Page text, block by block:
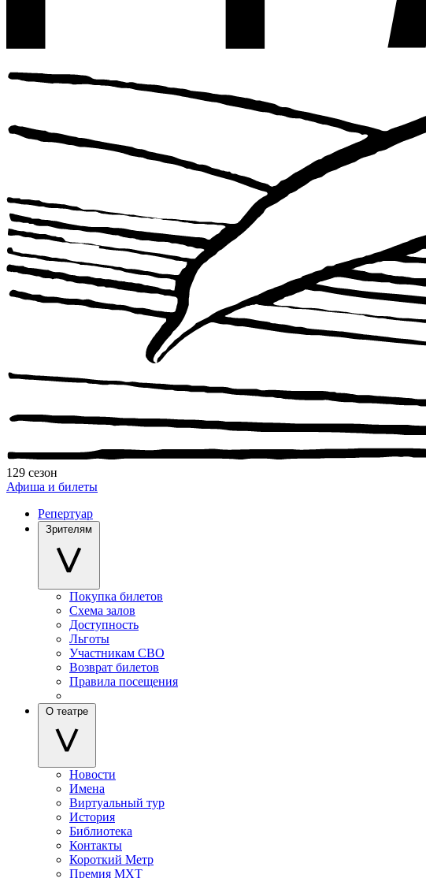
129 сезон
Афиша и билеты
Репертуар
Зрителям
Покупка билетов
Схема залов
Доступность
Льготы
Участникам СВО
Возврат билетов
Правила посещения
О театре
Новости
Имена
Виртуальный тур
История
Библиотека
Контакты
Короткий Метр
Премия МХТ